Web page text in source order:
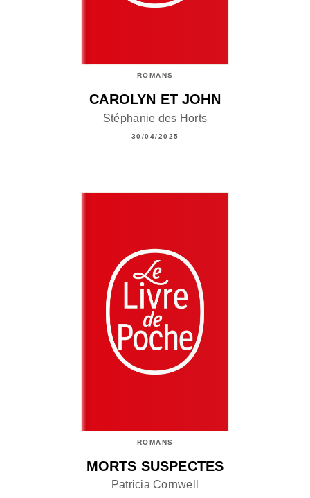
ROMANS
CAROLYN ET JOHN
Stéphanie des Horts
30/04/2025
ROMANS
MORTS SUSPECTES
Patricia Cornwell